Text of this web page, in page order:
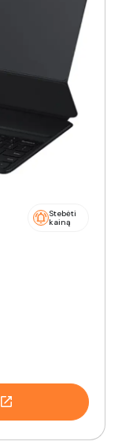
Stebėti
kainą